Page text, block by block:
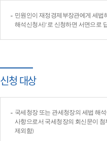
민원인이 재정경제부장관에게 세
해석신청서)'로 신청하면 서면으로
신청 대상
국세청장 또는 관세청장의 세법 해
사항으로서 국세청장의 회신문이
제외함)